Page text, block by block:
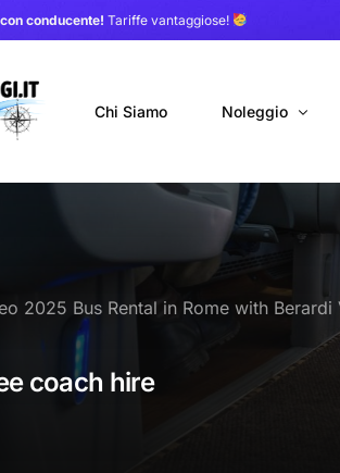
conducente! Tariffe vantaggiose!
Chi Siamo Noleggio
Autobus con
Noleggio
Noleggio 9
Trasferimenti
2025 Bus Rental in Rome with Berardi
coach hire